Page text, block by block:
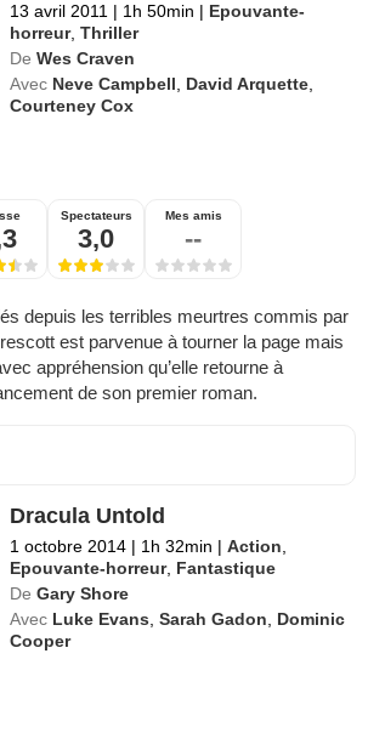
13 avril 2011 | 1h 50min | Epouvante-
horreur,Thriller
De Wes Craven
Avec Neve Campbell, David Arquette,
Courteney Cox
Spectateurs
3,0
Mes amis
--
depuis les terribles meurtres commis par
est parvenue à tourner la page mais
appréhension qu’elle retourne à
de son premier roman.
Dracula Untold
1 octobre 2014 | 1h 32min | Action,
Epouvante-horreur, Fantastique
De Gary Shore
Avec Luke Evans,Sarah Gadon, Dominic
Cooper